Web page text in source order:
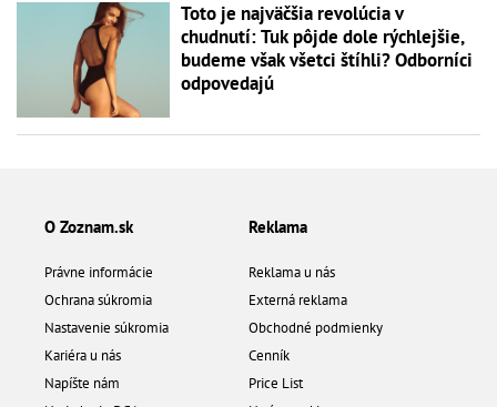
Toto je najväčšia revolúcia v
chudnutí: Tuk pôjde dole rýchlejšie,
budeme však všetci štíhli? Odborníci
odpovedajú
O Zoznam.sk
Právne informácie
Ochrana súkromia
Nastavenie súkromia
Kariéra u nás
Napíšte nám
Reklama
Reklama u nás
Externá reklama
Obchodné podmienky
Cenník
Price List